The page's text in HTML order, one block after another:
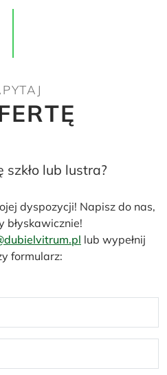
szkło lub lustra?
dyspozycji! Napisz do nas,
błyskawicznie!
lub wypełnij
formularz: